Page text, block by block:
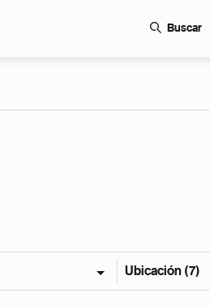
Buscar
Ubicación (7)